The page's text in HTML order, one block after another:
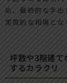
め、最終的な手
実質的な相場とな
坪数や3階建て
するカラクリ